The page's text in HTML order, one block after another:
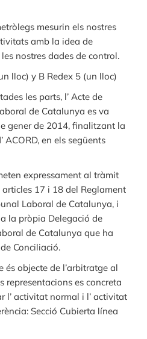
mesurin els nostres
amb la idea de
nostres dades de control.
lloc) y B Redex 5 (un lloc)
les parts, l’ Acte de
de Catalunya es va
gener de 2014, finalitzant la
ACORD, en els següents
expressament al tràmit
17 i 18 del Reglament
Laboral de Catalunya, i
la pròpia Delegació de
de Catalunya que ha
Conciliació.
és objecte de l’arbitratge al
representacions es concreta
l’ activitat normal i l’ activitat
Secció Cubierta línea